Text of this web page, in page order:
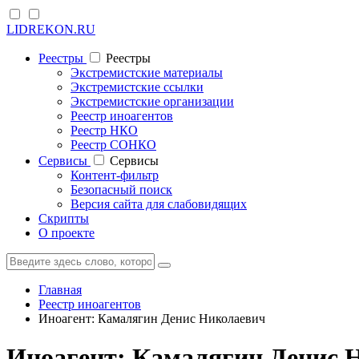
LIDREKON.RU
Реестры
Реестры
Экстремистские материалы
Экстремистские ссылки
Экстремистские организации
Реестр иноагентов
Реестр НКО
Реестр СОНКО
Cервисы
Cервисы
Контент-фильтр
Безопасный поиск
Версия сайта для слабовидящих
Скрипты
О проекте
Главная
Реестр иноагентов
Иноагент: Камалягин Денис Николаевич